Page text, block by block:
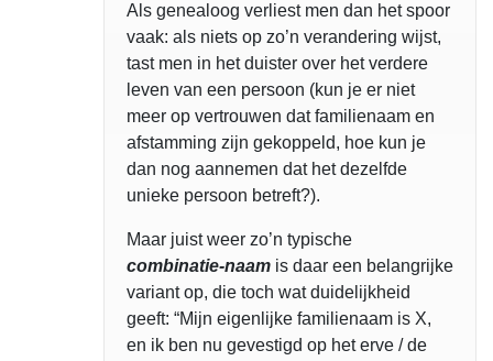
Als genealoog verliest men dan het spoor
vaak: als niets op zo’n verandering wijst,
tast men in het duister over het verdere
leven van een persoon (kun je er niet
meer op vertrouwen dat familienaam en
afstamming zijn gekoppeld, hoe kun je
dan nog aannemen dat het dezelfde
unieke persoon betreft?).
Maar juist weer zo’n typische
combinatie-naam is daar een belangrijke
variant op, die toch wat duidelijkheid
geeft: “Mijn eigenlijke familienaam is X,
en ik ben nu gevestigd op het erve / de